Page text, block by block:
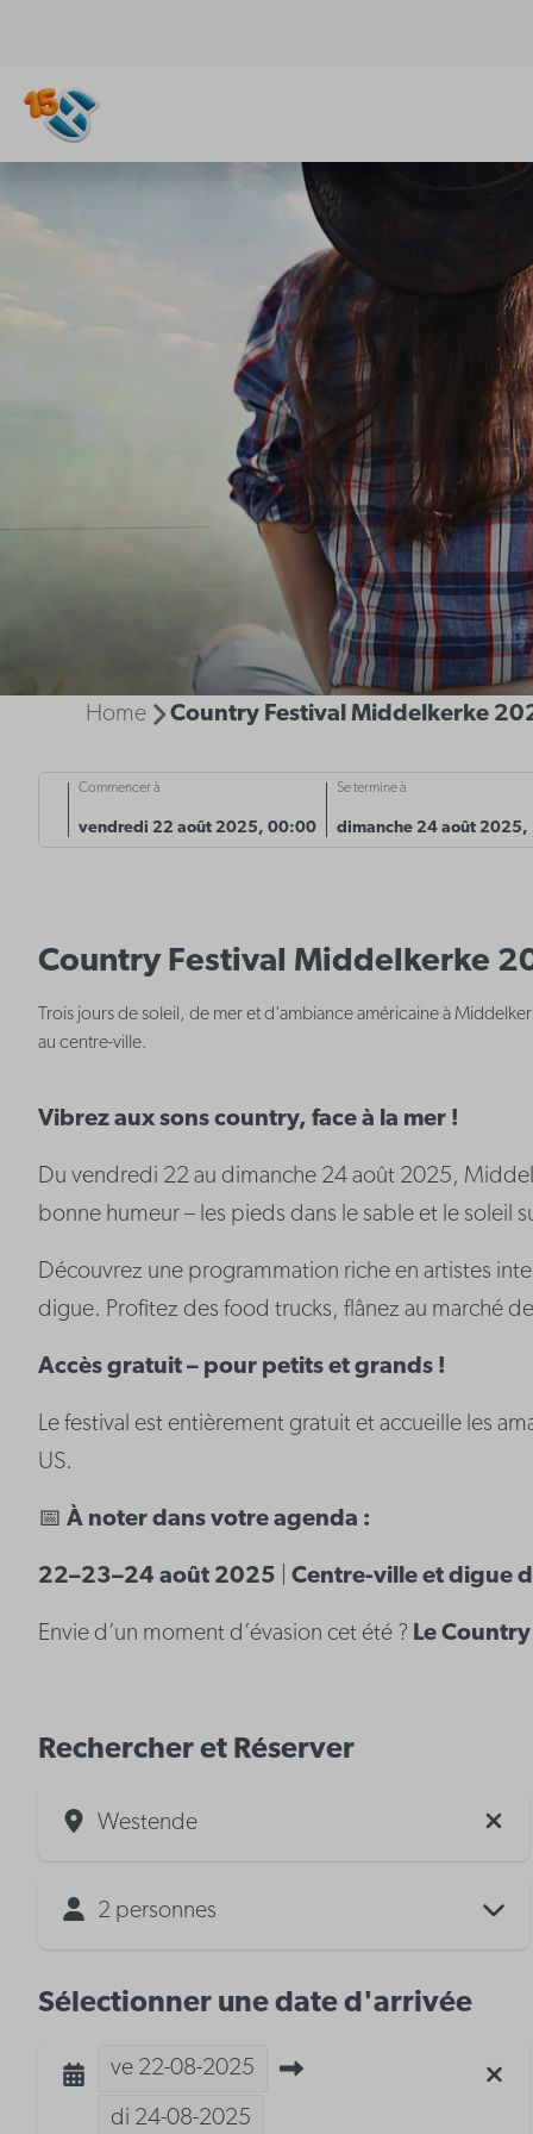
Home Country Festival Middelkerke
Commencer à
vendredi 22 août 2025, 00:00
Se termine à
dimanche 24 août
Country Festival Middelkerke
Trois jours de soleil, de mer et d'ambiance américaine à
au centre-ville.
Vibrez aux sons country, face à la mer !
Du vendredi 22 au dimanche 24 août 2025,
bonne humeur – les pieds dans le sable et le soleil
Découvrez une programmation riche en artistes
digue. Profitez des food trucks, flânez au marché
Accès gratuit – pour petits et grands !
Le festival est entièrement gratuit et accueille les
US.
📅À noter dans votre agenda :
22–23–24 août 2025 |Centre-ville et digue
Envie d’un moment d’évasion cet été ? Le
Rechercher et Réserver
Westende
2 personnes
Sélectionner une date d'arrivée
ve 22-08-2025
di 24-08-2025